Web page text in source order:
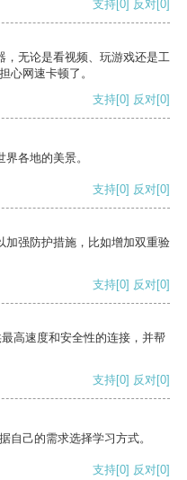
支持 [0] 反对 [0]
，无论是看视频、玩游戏还是工
心网速卡顿了。
支持[0] 反对[0]
各地的美景。
支持[0] 反对[0]
加强防护措施，比如增加双重验
支持[0] 反对[0]
高速度和安全性的连接，并帮
支持[0] 反对[0]
自己的需求选择学习方式。
支持[0] 反对[0]